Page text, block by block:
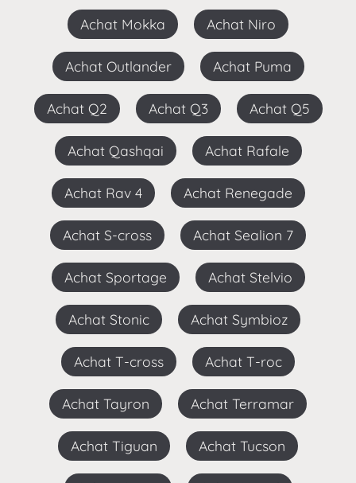
Achat Mokka Achat Niro
Achat Outlander Achat Puma
Achat Q2 Achat Q3 Achat Q5
Achat Qashqai Achat Rafale
Achat Rav 4 Achat Renegade
Achat S-cross Achat Sealion 7
Achat Sportage Achat Stelvio
Achat Stonic Achat Symbioz
Achat T-cross Achat T-roc
Achat Tayron Achat Terramar
Achat Tiguan Achat Tucson